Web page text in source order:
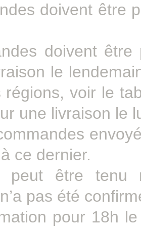
doivent être
doivent
le
régions, voir le
une livraison le
ce dernier.
peut être tenu
pas été
pour 18h